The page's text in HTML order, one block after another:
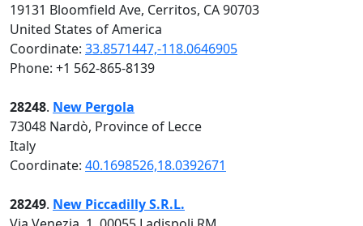
19131 Bloomfield Ave, Cerritos, CA 90703
United States of America
Coordinate: 33.8571447,-118.0646905
Phone: +1 562-865-8139
28248. New Pergola
73048 Nardò, Province of Lecce
Italy
Coordinate: 40.1698526,18.0392671
28249. New Piccadilly S.R.L.